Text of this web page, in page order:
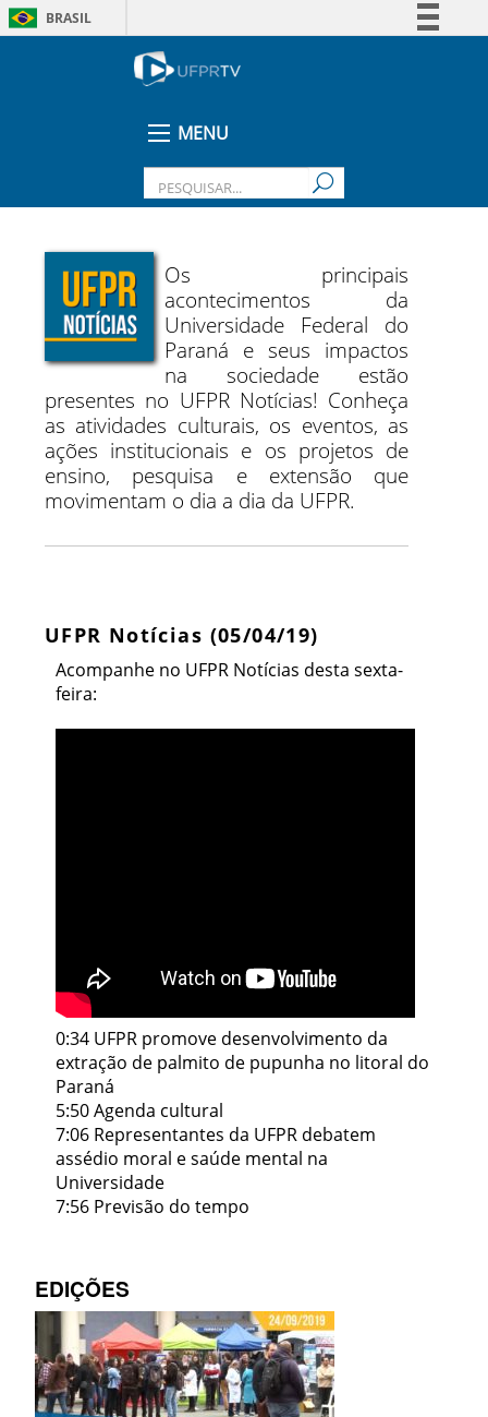
BRASIL
Legislação
MENU
Os principais
acontecimentos da
Universidade Federal do
Paraná e seus impactos
na sociedade estão
presentes no UFPR Notícias! Conheça
as atividades culturais, os eventos, as
ações institucionais e os projetos de
ensino, pesquisa e extensão que
movimentam o dia a dia da UFPR.
UFPR Notícias (05/04/19)
Acompanhe no UFPR Notícias desta sexta-
feira:
0:34 UFPR promove desenvolvimento da
extração de palmito de pupunha no litoral do
Paraná
5:50 Agenda cultural
7:06 Representantes da UFPR debatem
assédio moral e saúde mental na
Universidade
7:56 Previsão do tempo
EDIÇÕES